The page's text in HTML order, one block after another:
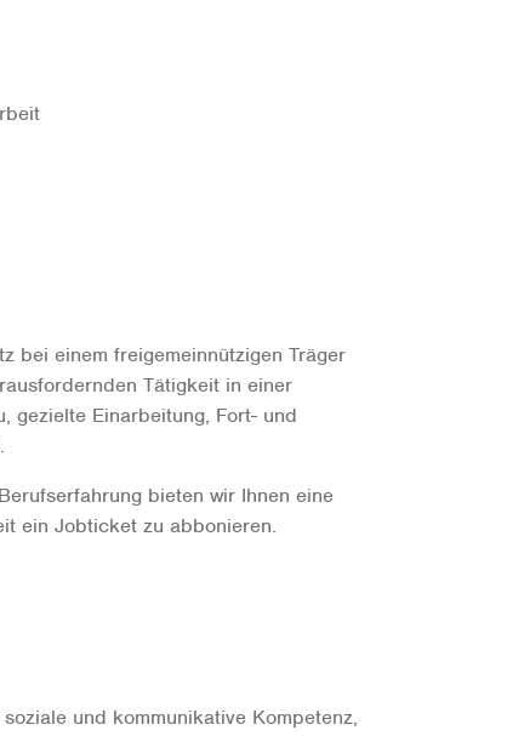
bei einem freigemeinnützigen Träger
Tätigkeit in einer
gezielte Einarbeitung, Fort- und
bieten wir Ihnen eine
ein Jobticket zu abbonieren.
und kommunikative Kompetenz,